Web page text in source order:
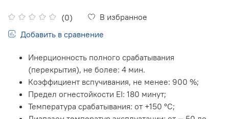
(0)
В избранное
Добавить в сравнение
Инерционность полного срабатывания
(перекрытия), не более: 4 мин.
Коэффициент вспучивания, не менее: 900 %;
Предел огнестойкости EI: 180 минут;
Температура срабатывания: от +150 °С;